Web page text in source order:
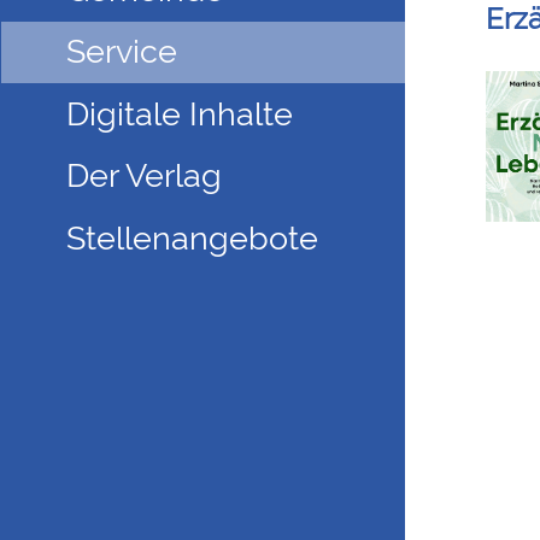
Service
Digitale Inhalte
Der Verlag
Stellenangebote